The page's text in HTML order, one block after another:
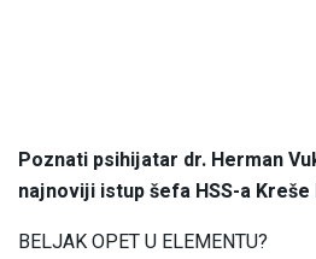
Poznati psihijatar dr. Herman
najnoviji istup šefa HSS-a Kreše
BELJAK OPET U ELEMENTU?